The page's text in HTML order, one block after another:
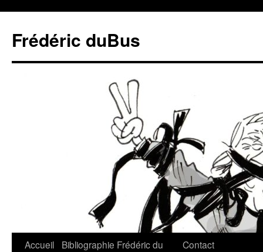
Frédéric duBus
Accueil Bibliographie Frédéric du
Contact